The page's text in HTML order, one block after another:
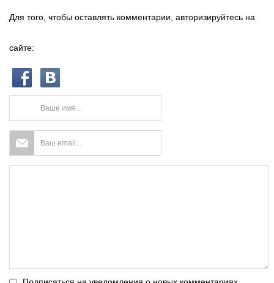
Для того, чтобы оставлять комментарии, авторизируйтесь на
сайте: